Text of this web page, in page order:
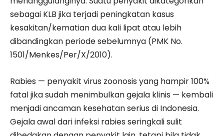
sebagai KLB jika terjadi peningkatan kasus
kesakitan/kematian dua kali lipat atau lebih
dibandingkan periode sebelumnya (PMK No.
1501/Menkes/Per/X/2010).
Rabies — penyakit virus zoonosis yang hampir 100%
fatal jika sudah menimbulkan gejala klinis — kembali
menjadi ancaman kesehatan serius di Indonesia.
Gejala awal dari infeksi rabies seringkali sulit